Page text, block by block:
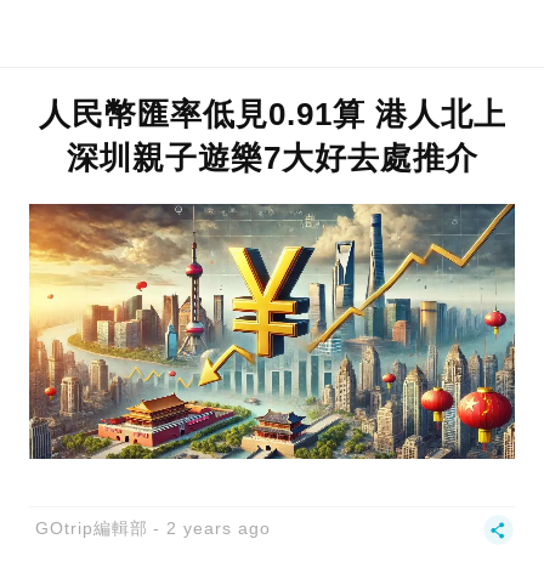
人民幣匯率低見0.91算 港人北上
深圳親子遊樂7大好去處推介
GOtrip編輯部 2 years ago